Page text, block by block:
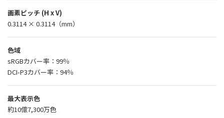
画素ピッチ (H x V)
0.3114 × 0.3114（mm）
色域
sRGBカバー率：99％
DCI-P3カバー率：94％
最大表示色
約10億7,300万色